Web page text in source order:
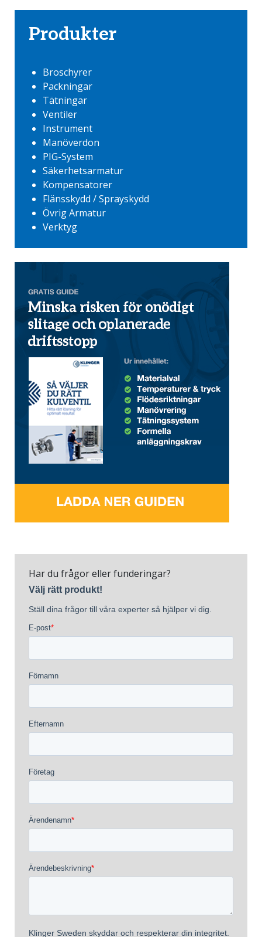
Produkter
Broschyrer
Packningar
Tätningar
Ventiler
Instrument
Manöverdon
PIG-System
Säkerhetsarmatur
Kompensatorer
Flänsskydd / Sprayskydd
Övrig Armatur
Verktyg
Har du frågor eller funderingar?